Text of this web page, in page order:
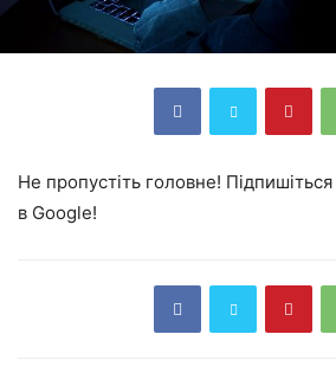
Не пропустіть головне!
в Google!